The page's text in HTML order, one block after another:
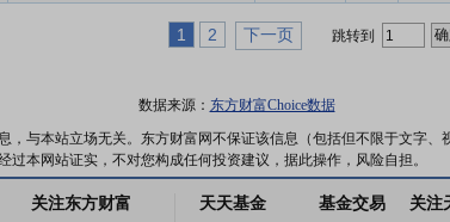
1 2 下一页 跳转到
数据来源： 东方财富Choice数据
，与本站立场无关。东方财富网不保证该信息（包括但不限于文字
本网站证实，不对您构成任何投资建议，据此操作，风险自担。
关注东方财富 天天基金 基金交易 关注